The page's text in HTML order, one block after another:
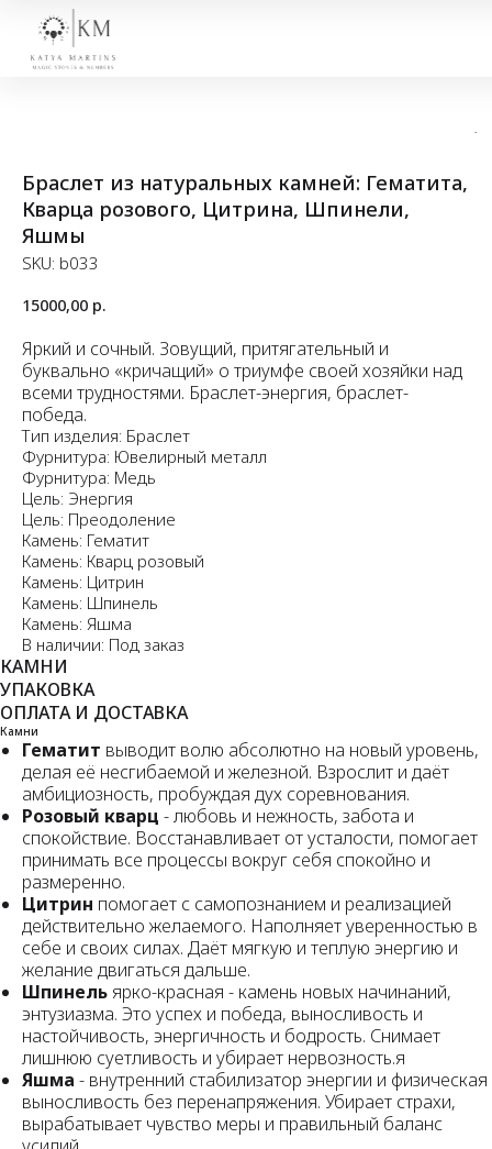
Браслет из натуральных камней: Гематита,
Кварца розового, Цитрина, Шпинели,
Яшмы
SKU: b033
15000,00 р.
Яркий и сочный. Зовущий, притягательный и
буквально «кричащий» о триумфе своей хозяйки над
всеми трудностями. Браслет-энергия, браслет-
победа.
Тип изделия: Браслет
Фурнитура: Ювелирный металл
Фурнитура: Медь
Цель: Энергия
Цель: Преодоление
Камень: Гематит
Камень: Кварц розовый
Камень: Цитрин
Камень: Шпинель
Камень: Яшма
В наличии: Под заказ
КАМНИ
УПАКОВКА
ОПЛАТА И ДОСТАВКА
Камни
Гематит выводит волю абсолютно на новый уровень,
делая её несгибаемой и железной. Взрослит и даёт
амбициозность, пробуждая дух соревнования.
Розовый кварц - любовь и нежность, забота и
спокойствие. Восстанавливает от усталости, помогает
принимать все процессы вокруг себя спокойно и
размеренно.
Цитрин помогает с самопознанием и реализацией
действительно желаемого. Наполняет уверенностью в
себе и своих силах. Даёт мягкую и теплую энергию и
желание двигаться дальше.
Шпинель ярко-красная - камень новых начинаний,
энтузиазма. Это успех и победа, выносливость и
настойчивость, энергичность и бодрость. Снимает
лишнюю суетливость и убирает нервозность.я
Яшма - внутренний стабилизатор энергии и физическая
выносливость без перенапряжения. Убирает страхи,
вырабатывает чувство меры и правильный баланс